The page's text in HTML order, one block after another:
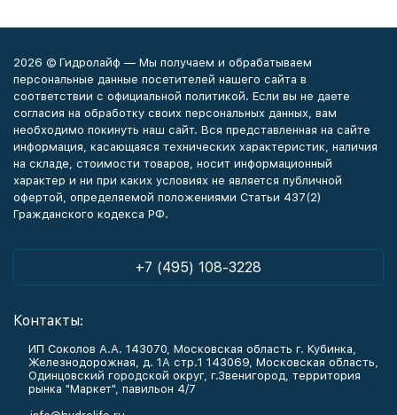
2026 © Гидролайф — Мы получаем и обрабатываем
персональные данные посетителей нашего сайта в
соответствии с официальной политикой. Если вы не даете
согласия на обработку своих персональных данных, вам
необходимо покинуть наш сайт. Вся представленная на сайте
информация, касающаяся технических характеристик, наличия
на складе, стоимости товаров, носит информационный
характер и ни при каких условиях не является публичной
офертой, определяемой положениями Статьи 437(2)
Гражданского кодекса РФ.
+7 (495) 108-3228
Контакты:
ИП Соколов А.А. 143070, Московская область г. Кубинка,
Железнодорожная, д. 1А стр.1 143069, Московская область,
Одинцовский городской округ, г.Звенигород, территория
рынка "Маркет", павильон 4/7